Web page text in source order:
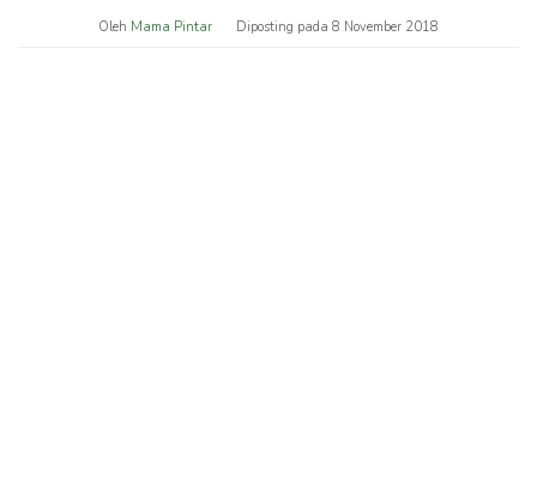
Oleh Mama Pintar Diposting pada 8 November 2018